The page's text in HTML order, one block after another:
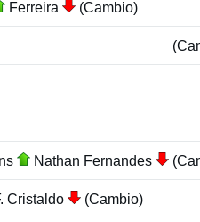
Ferreira (Cambio)
Nathan Fernandes
Cristaldo (Cambio)